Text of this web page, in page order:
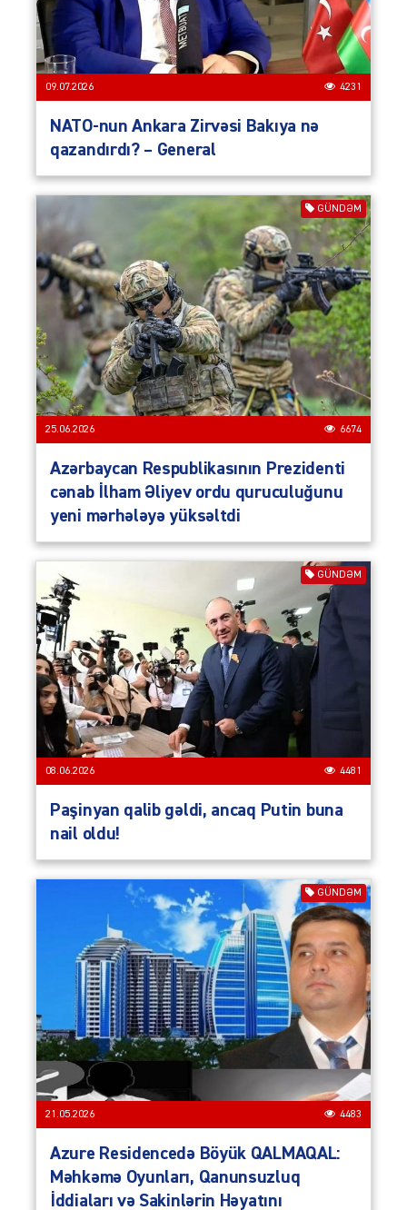
09.07.2026 4231
NATO-nun Ankara Zirvəsi Bakıya nə
qazandırdı? – General
GÜNDƏM
25.06.2026 6674
Azərbaycan Respub­li­ka­sının Prezidenti
cənab İlham Əliyev ordu quruculuğunu
yeni mərhələyə yüksəltdi
GÜNDƏM
08.06.2026 4481
Paşinyan qalib gəldi, ancaq Putin buna
nail oldu!
GÜNDƏM
21.05.2026 4483
Azure Residencedə Böyük QALMAQAL:
Məhkəmə Oyunları, Qanunsuzluq
İddiaları və Sakinlərin Həyatını